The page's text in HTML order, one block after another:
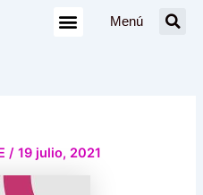
Menú
/19 julio, 2021